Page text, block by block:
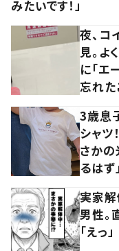
みたいです！」
夜、コ
見。よ
に「エ
忘れた
3歳息
シャツ
さか
るはず
実家
男性。
「えっ」